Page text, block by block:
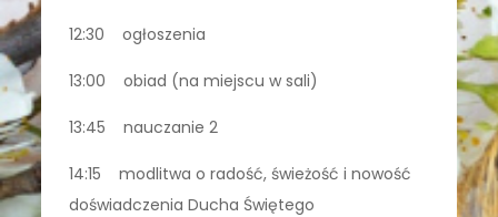
12:30 ogłoszenia
13:00 obiad (na miejscu w sali)
13:45 nauczanie 2
14:15 modlitwa o radość, świeżość i nowość
doświadczenia Ducha Świętego